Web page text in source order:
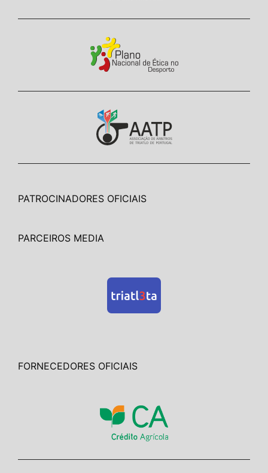
PATROCINADORES OFICIAIS
PARCEIROS MEDIA
FORNECEDORES OFICIAIS